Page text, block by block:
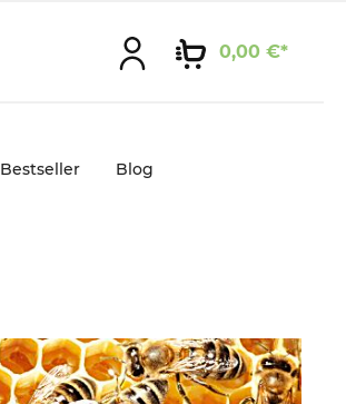
0,00 €*
Bestseller Blog